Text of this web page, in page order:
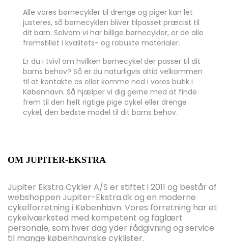
Alle vores børnecykler til drenge og piger kan let
justeres, så børnecyklen bliver tilpasset præcist til
dit barn. Selvom vi har billige børnecykler, er de alle
fremstillet i kvalitets- og robuste materialer.
Er du i tvivl om hvilken børnecykel der passer til dit
barns behov? Så er du naturligvis altid velkommen
til at kontakte os eller komme ned i vores butik i
København. Så hjælper vi dig gerne med at finde
frem til den helt rigtige pige cykel eller drenge
cykel, den bedste model til dit barns behov.
OM JUPITER-EKSTRA
Jupiter Ekstra Cykler A/S er stiftet i 2011 og består af
webshoppen Jupiter-Ekstra.dk og en moderne
cykelforretning i København. Vores forretning har et
cykelværksted med kompetent og faglært
personale, som hver dag yder rådgivning og service
til mange københavnske cyklister.